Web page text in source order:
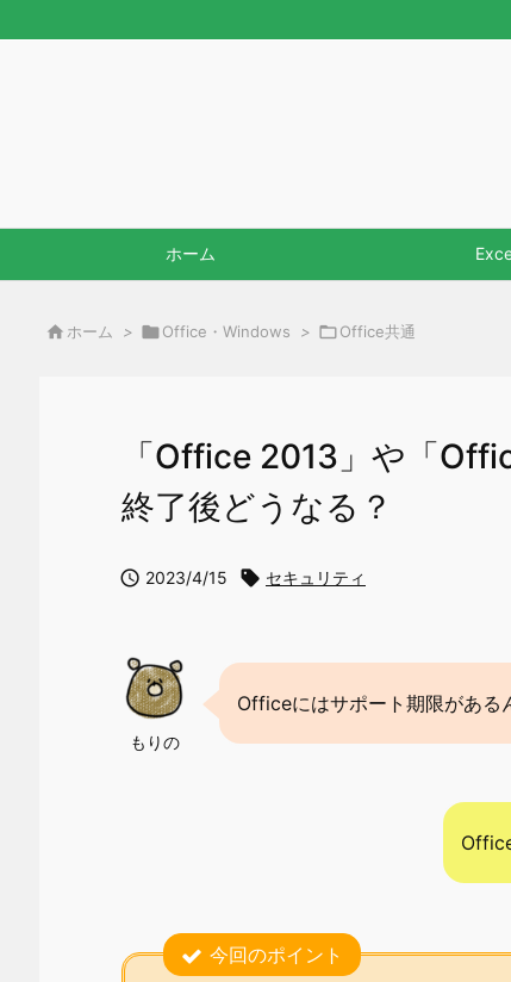
ホーム
 ホーム > Office・Windows > Office共通
「Office 2013」や「
終了後どうなる？
 2023/4/15  セキュリティ
もりの
Officeにはサポート期限がある
今回のポイント